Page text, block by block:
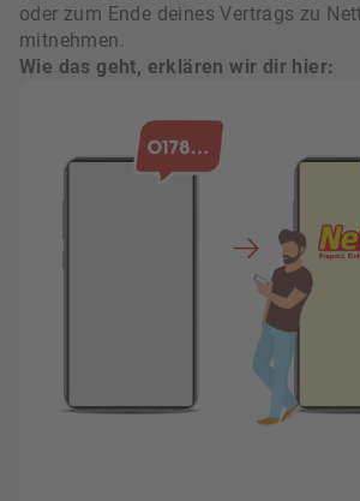
oder zum Ende deines Vertrags zu
mitnehmen.
Wie das geht, erklären wir dir hier: